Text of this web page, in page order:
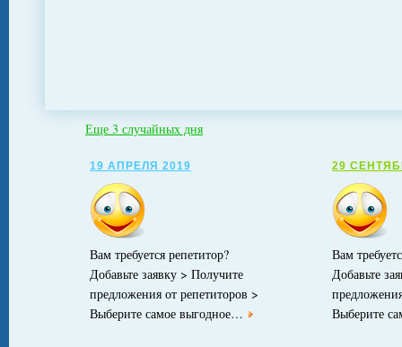
Еще 3 случайных дня
19 АПРЕЛЯ 2019
Вам требуется репетитор?
Добавьте заявку > Получите
предложения от репетиторов >
Выберите самое выгодное…
29
Вам
Добавьте
Выберите